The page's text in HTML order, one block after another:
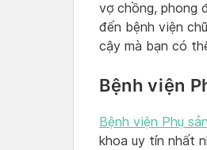
vợ chồng, phong
đến bệnh viện
cậy mà bạn có
Bệnh viện
Bệnh viện Phụ
khoa uy tín nhất